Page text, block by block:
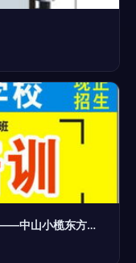
淘宝运营、平面美工、广告设计全能班——中山小榄东方培训班助你掌握广告制作核心技能